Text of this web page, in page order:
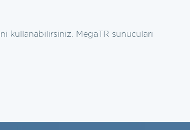
kullanabilirsiniz. MegaTR sunucuları